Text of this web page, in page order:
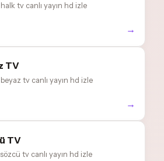
halk tv canlı yayın hd izle
→
TV
beyaz tv canlı yayın hd izle
→
TV
sözcü tv canlı yayın hd izle